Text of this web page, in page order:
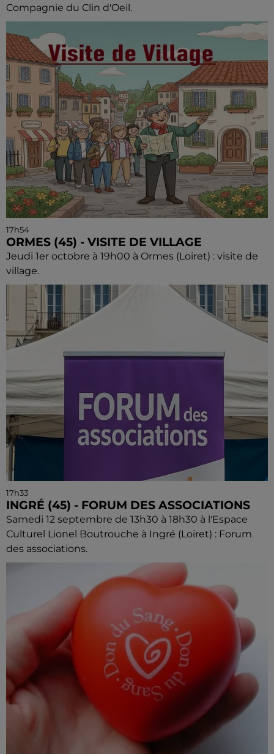
Compagnie du Clin d'Oeil.
17h54
ORMES (45) - VISITE DE VILLAGE
Jeudi 1er octobre à 19h00 à Ormes (Loiret) : visite de
village.
17h33
INGRÉ (45) - FORUM DES ASSOCIATIONS
Samedi 12 septembre de 13h30 à 18h30 à l'Espace
Culturel Lionel Boutrouche à Ingré (Loiret) : Forum
des associations.